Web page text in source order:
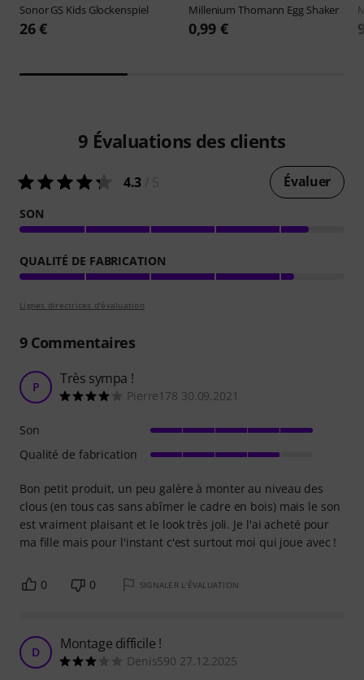
SonorGS Kids Glockenspiel
26 €
Millenium Thomann Egg Shaker
0,99 €
9 Évaluations des clients
4.3 Évaluer
SON
QUALITÉ DE FABRICATION
Lignes directrices d'évaluation
9Commentaires
P Très sympa !
Pierre178 30.09.2021
Bon petit produit, un peu galère à monter au niveau des
clous (en tous cas sans abîmer le cadre en bois) mais le son
est vraiment plaisant et le look très joli. Je l'ai acheté pour
ma fille mais pour l'instant c'est surtout moi qui joue avec !
Son
Qualité de fabrication
0 0 SIGNALER L'ÉVALUATION
D Montage difficile !
Denis590 27.12.2025